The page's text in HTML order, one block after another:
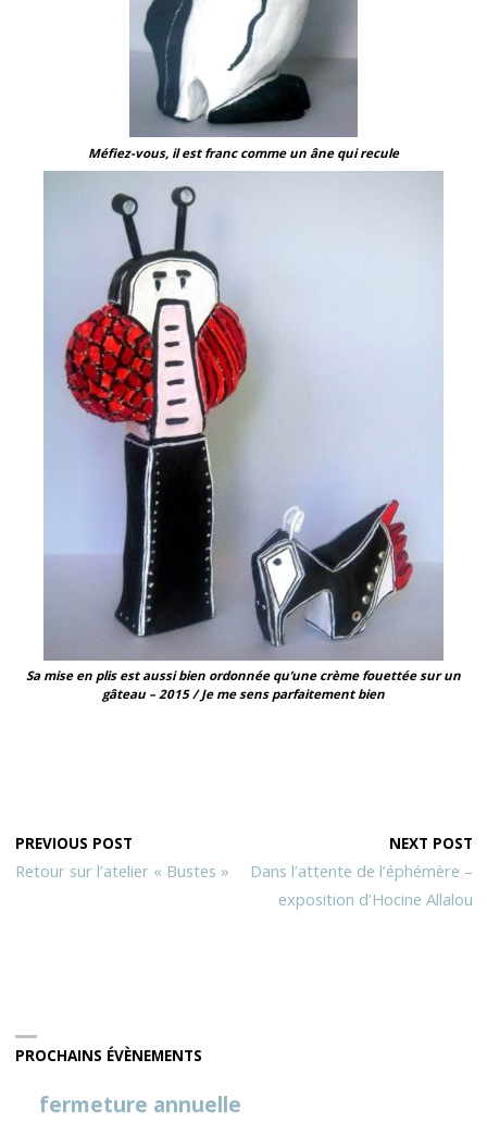
Méfiez-vous, il est franc comme un âne qui recule
Sa mise en plis est aussi bien ordonnée qu’une crème fouettée sur un
gâteau – 2015 / Je me sens parfaitement bien
PREVIOUS POST
Retour sur l’atelier « Bustes »
NEXT POST
Dans l’attente de l’éphémère –
exposition d’Hocine Allalou
PROCHAINS ÉVÈNEMENTS
fermeture annuelle